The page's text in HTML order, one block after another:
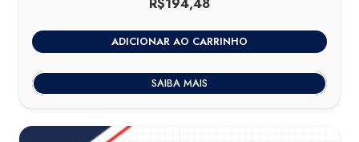
ADICIONAR AO CARRINHO
SAIBA MAIS